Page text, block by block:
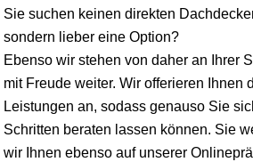
Sie suchen keinen direkten
sondern lieber eine Option?
Ebenso wir stehen von daher an Ihrer
mit Freude weiter. Wir offerieren Ihnen
Leistungen an, sodass genauso Sie
Schritten beraten lassen können. Sie
wir Ihnen ebenso auf unserer